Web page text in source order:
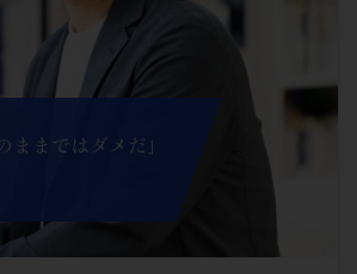
ままではダメだ」